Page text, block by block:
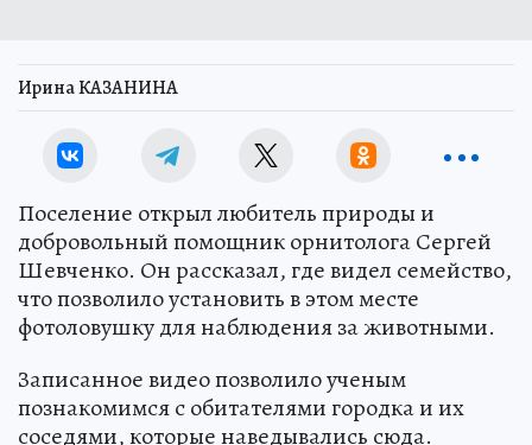
Ирина КАЗАНИНА
Поселение открыл любитель природы и
добровольный помощник орнитолога Сергей
Шевченко. Он рассказал, где видел семейство,
что позволило установить в этом месте
фотоловушку для наблюдения за животными.
Записанное видео позволило ученым
познакомимся с обитателями городка и их
соседями, которые наведывались сюда.